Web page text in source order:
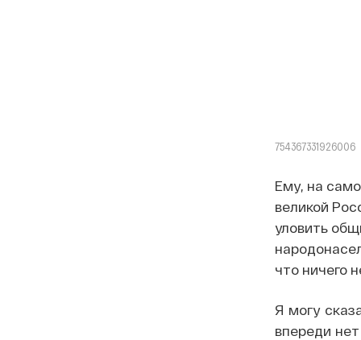
754367331926006
Ему, на
великой
уловить
что ничего
Я могу
впереди